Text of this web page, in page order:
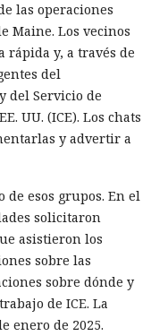
las operaciones
Maine. Los vecinos
rápida y, a través de
del
del Servicio de
UU. (ICE). Los chats
y advertir a
de esos grupos. En el
solicitaron
asistieron los
sobre las
sobre dónde y
de ICE. La
enero de 2025.